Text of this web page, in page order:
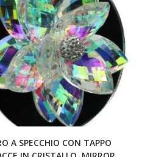
A SPECCHIO CON TAPPO